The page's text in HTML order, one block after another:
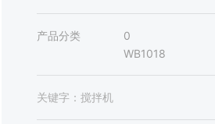
产品分类
0
WB1018
关键字：搅拌机